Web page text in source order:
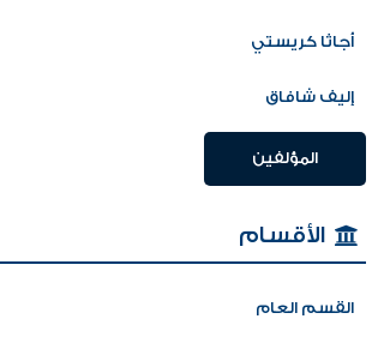
أجاثا كريستي
إليف شافاق
المؤلفين
الأقسام
القسم العام